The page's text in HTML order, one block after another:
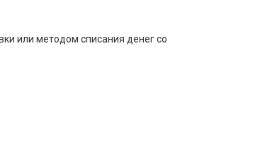
или методом списания денег со